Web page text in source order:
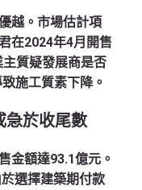
越。市場估計項
在2024年4月開售
主質疑發展商是否
施工質素下降。
急於收尾數
金額達93.1億元 。
選擇建築期付款